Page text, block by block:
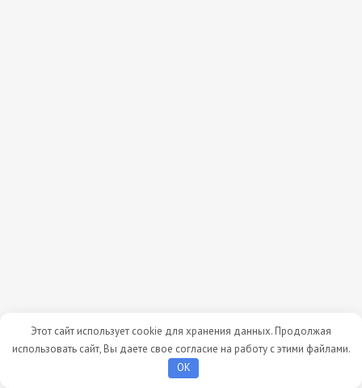
Этот сайт использует cookie для хранения данных. Продолжая
использовать сайт, Вы даете свое согласие на работу с этими файлами.
OK